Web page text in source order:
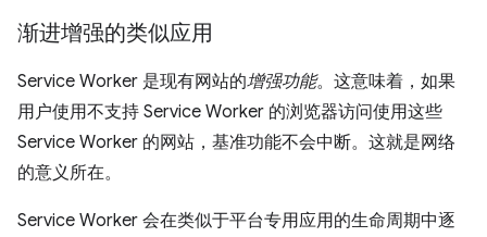
渐进增强的类似应用
Service Worker 是现有网站的增强功能。这意味着，如果
用户使用不支持 Service Worker 的浏览器访问使用这些
Service Worker 的网站，基准功能不会中断。这就是网络
的意义所在。
Service Worker 会在类似于平台专用应用的生命周期中逐